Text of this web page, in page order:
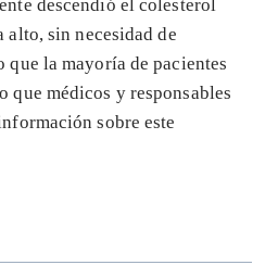
descendió el colesterol
alto, sin necesidad de
que la mayoría de pacientes
que médicos y responsables
sobre este